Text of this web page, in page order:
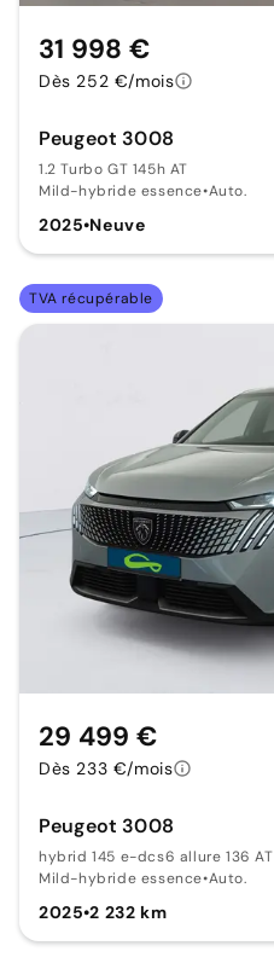
Peugeot 3008
1.2 Turbo GT 145h AT
Mild-hybride essence•Auto.
2025•Neuve
31 998 €
Dès 252 €/mois
TVA récupérable
Peugeot 3008
hybrid 145 e-dcs6 allure 136 AT
Mild-hybride essence•Auto.
2025•2 232 km
29 499 €
Dès 233 €/mois